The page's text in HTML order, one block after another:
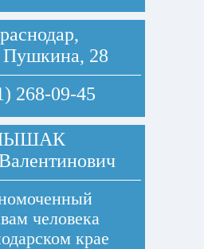
Пушкина, 28
268-09-45
человека
крае